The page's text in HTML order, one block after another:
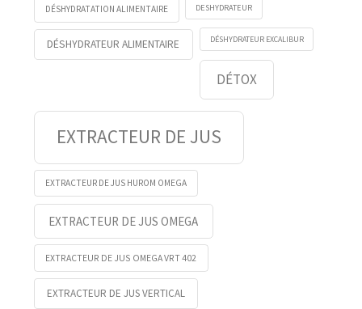
DÉSHYDRATATION ALIMENTAIRE DESHYDRATEUR
DÉSHYDRATEUR ALIMENTAIRE DÉSHYDRATEUR EXCALIBUR
DÉTOX
EXTRACTEUR DE JUS
EXTRACTEUR DE JUS HUROM OMEGA
EXTRACTEUR DE JUS OMEGA
EXTRACTEUR DE JUS OMEGA VRT 402
EXTRACTEUR DE JUS VERTICAL